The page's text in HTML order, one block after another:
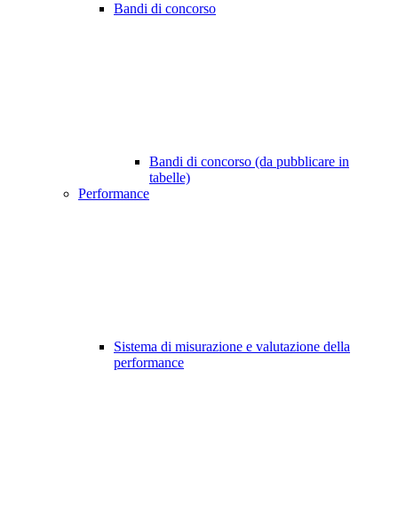
Bandi di concorso
Bandi di concorso (da pubblicare in
tabelle)
Performance
Sistema di misurazione e valutazione della
performance